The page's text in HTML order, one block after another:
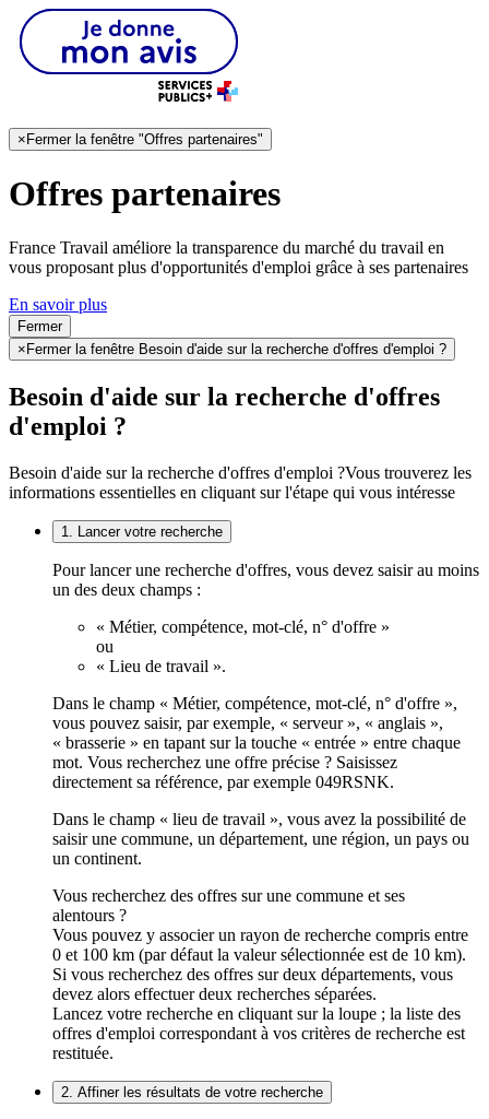
× Fermer la fenêtre "Offres partenaires"
Offres partenaires
France Travail améliore la transparence du marché du travail en
vous proposant plus d'opportunités d'emploi grâce à ses partenaires
En savoir plus
Fermer
× Fermer la fenêtre Besoin d'aide sur la recherche d'offres d'emploi ?
Besoin d'aide sur la recherche d'offres
d'emploi ?
Besoin d'aide sur la recherche d'offres d'emploi ?Vous trouverez les
informations essentielles en cliquant sur l'étape qui vous intéresse
1. Lancer votre recherche
Pour lancer une recherche d'offres, vous devez saisir au moins
un des deux champs :
« Métier, compétence, mot-clé, n° d'offre »
ou
« Lieu de travail ».
Dans le champ « Métier, compétence, mot-clé, n° d'offre »,
vous pouvez saisir, par exemple, « serveur », « anglais »,
« brasserie » en tapant sur la touche « entrée » entre chaque
mot. Vous recherchez une offre précise ? Saisissez
directement sa référence, par exemple 049RSNK.
Dans le champ « lieu de travail », vous avez la possibilité de
saisir une commune, un département, une région, un pays ou
un continent.
Vous recherchez des offres sur une commune et ses
alentours ?
Vous pouvez y associer un rayon de recherche compris entre
0 et 100 km (par défaut la valeur sélectionnée est de 10 km).
Si vous recherchez des offres sur deux départements, vous
devez alors effectuer deux recherches séparées.
Lancez votre recherche en cliquant sur la loupe ; la liste des
offres d'emploi correspondant à vos critères de recherche est
restituée.
2. Affiner les résultats de votre recherche